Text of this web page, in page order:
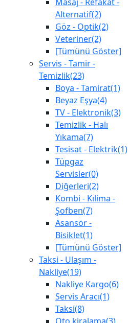
Alternatif(2)
Göz - Optik(2)
Veteriner(2)
[Tümünü Göster]
Servis - Tamir -
Temizlik(23)
Boya - Tamirat(1)
Beyaz Eşya(4)
TV - Elektronik(3)
Temizlik - Halı
Yıkama(7)
Tesisat - Elektrik(1)
Tüpgaz
Servisler(0)
Diğerleri(2)
Kombi - Kılima -
Şofben(7)
Asansör -
Bisiklet(1)
[Tümünü Göster]
Taksi - Ulaşım -
Nakliye(19)
Nakliye Kargo(6)
Servis Aracı(1)
Taksi(8)